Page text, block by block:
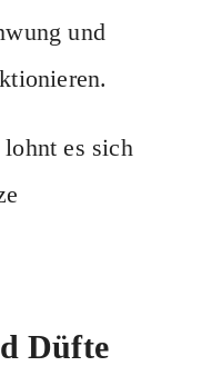
und
es sich
Düfte